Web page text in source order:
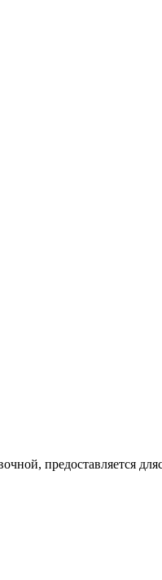
предоставляется